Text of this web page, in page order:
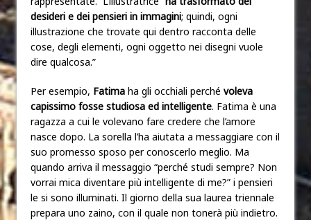
desideri e dei pensieri in immagini; quindi, ogni
illustrazione che trovate qui dentro racconta delle
cose, degli elementi, ogni oggetto nei disegni vuole
dire qualcosa.”
Per esempio, Fatima ha gli occhiali perché voleva
capissimo fosse studiosa ed intelligente. Fatima è una
ragazza a cui le volevano fare credere che l’amore
nasce dopo. La sorella l’ha aiutata a messaggiare con il
suo promesso sposo per conoscerlo meglio. Ma
quando arriva il messaggio “perché studi sempre? Non
vorrai mica diventare più intelligente di me?” i pensieri
le si sono illuminati. Il giorno della sua laurea triennale
prepara uno zaino, con il quale non tonerà più indietro.